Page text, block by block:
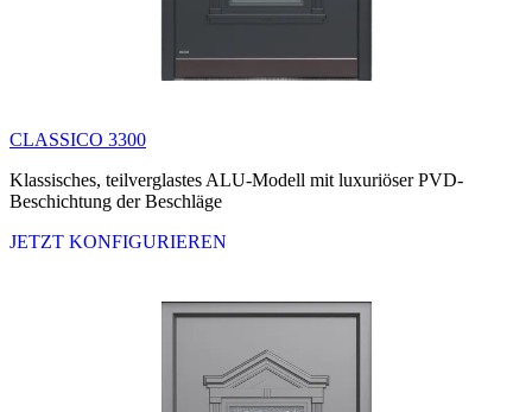
CLASSICO 3300
Klassisches, teilverglastes ALU-Modell mit luxuriöser PVD-
Beschichtung der Beschläge
JETZT KONFIGURIEREN